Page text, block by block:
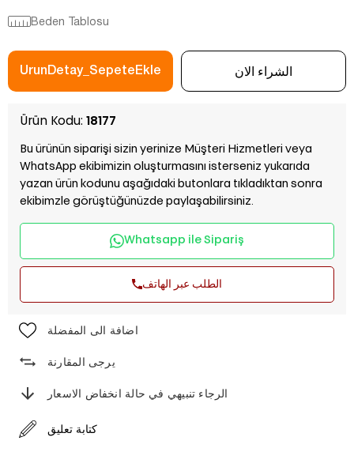
Beden Tablosu
Ürün Kodu: 18177
Bu ürünün siparişi sizin yerinize Müşteri Hizmetleri veya
WhatsApp ekibimizin oluşturmasını isterseniz yukarıda
yazan ürün kodunu aşağıdaki butonlara tıkladıktan sonra
ekibimzle görüştüğünüzde paylaşabilirsiniz.
Whatsapp ile Sipariş
الطلب عبر الهاتف
اضافة الى المفضلة
يرجى المقارنة
الرجاء تنبيهي في حالة انخفاض الاسعار
كتابة تعليق